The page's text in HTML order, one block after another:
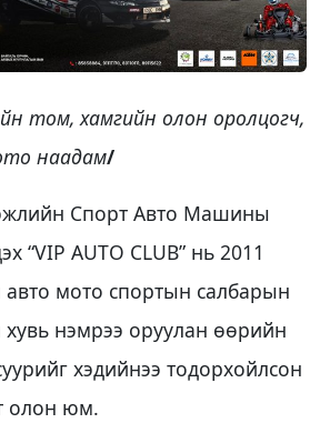
том, хамгийн олон оролцогч,
наадам/
Спорт Авто Машины
“VIP AUTO CLUB” нь 2011
мото спортын салбарын
нэмрээ оруулан өөрийн
хэдийнээ тодорхойлсон
олон юм.